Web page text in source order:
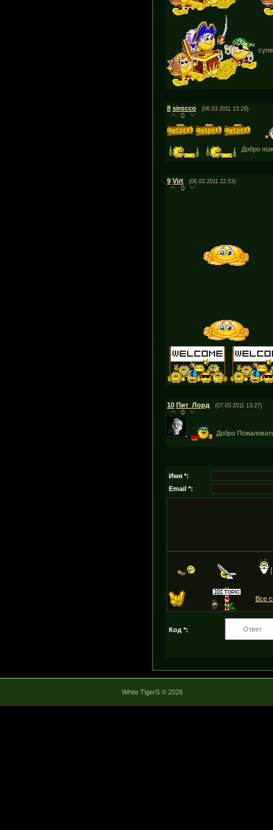
8 sirocco (06.03.2011 15:29)
0
Добро
9 Virt (06.03.2011 22:53)
0
10 Пит_Лорд (07.03.2011 13:27)
0
Добро
Имя *:
Email *:
Все
Код *:
White TigerS © 2026